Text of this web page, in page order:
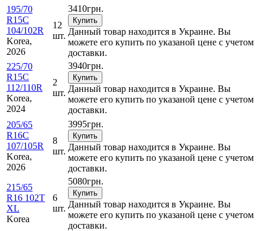
195/70
R15C
104/102R
Korea,
2026
12
шт.
3410грн.
Купить
Данный товар находится в Украине. Вы
можете его купить по указаной цене с учетом
доставки.
225/70
R15C
112/110R
Korea,
2024
2
шт.
3940грн.
Купить
Данный товар находится в Украине. Вы
можете его купить по указаной цене с учетом
доставки.
205/65
R16C
107/105R
Korea,
2026
8
шт.
3995грн.
Купить
Данный товар находится в Украине. Вы
можете его купить по указаной цене с учетом
доставки.
215/65
R16 102T
XL
Korea
6
шт.
5080грн.
Купить
Данный товар находится в Украине. Вы
можете его купить по указаной цене с учетом
доставки.